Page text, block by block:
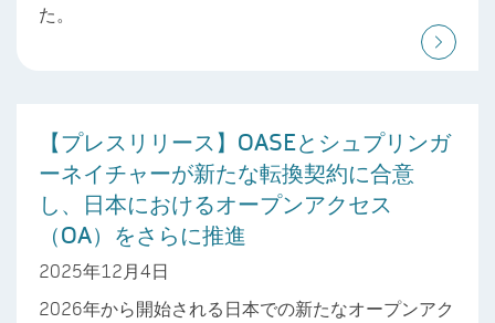
た。
【プレスリリース】OASEとシュプリンガ
ーネイチャーが新たな転換契約に合意
し、日本におけるオープンアクセス
（OA）をさらに推進
2025年12月4日
2026年から開始される日本での新たなオープンアク